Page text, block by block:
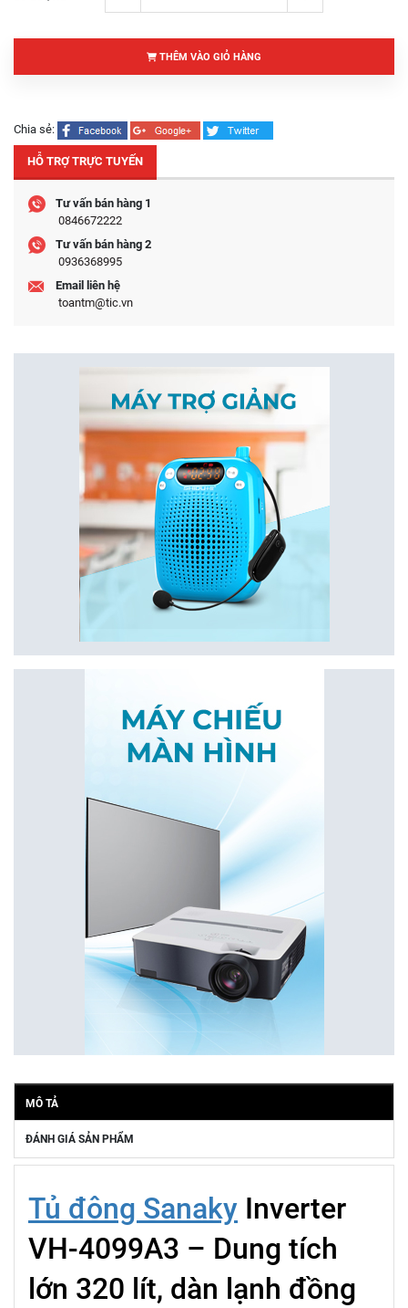
THÊM VÀO GIỎ HÀNG
Chia sẻ:
HỖ TRỢ TRỰC TUYẾN
Tư vấn bán hàng 1
0846672222
Tư vấn bán hàng 2
0936368995
Email liên hệ
toantm@tic.vn
MÔ TẢ
ĐÁNH GIÁ SẢN PHẨM
Tủ đông Sanaky Inverter
VH-4099A3 – Dung tích
lớn 320 lít, dàn lạnh đồng